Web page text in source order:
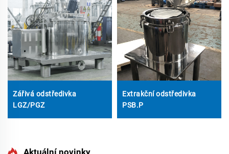
Zářivá odstředivka
LGZ/PGZ
Extrakční odstředivka
PSB.P
Aktuální novinky